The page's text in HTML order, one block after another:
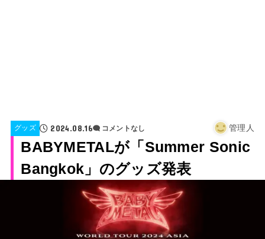
グッズ 2024.08.16 コメントなし 管理人
BABYMETALが「Summer Sonic
Bangkok」のグッズ発表